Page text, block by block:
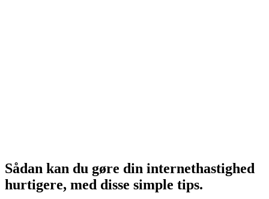
Sådan kan du gøre din internethastighed
hurtigere, med disse simple tips.